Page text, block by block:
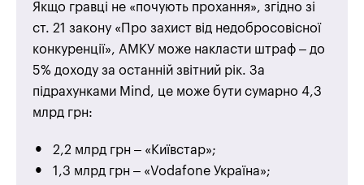
Якщо гравці не «почують прохання», згідно зі
ст. 21 закону «Про захист від недобросовісної
конкуренції», АМКУ може накласти штраф – до
5% доходу за останній звітний рік. За
підрахунками Mind, це може бути сумарно 4,3
млрд грн:
2,2 млрд грн – «Київстар»;
1,3 млрд грн – «Vodafone Україна»;